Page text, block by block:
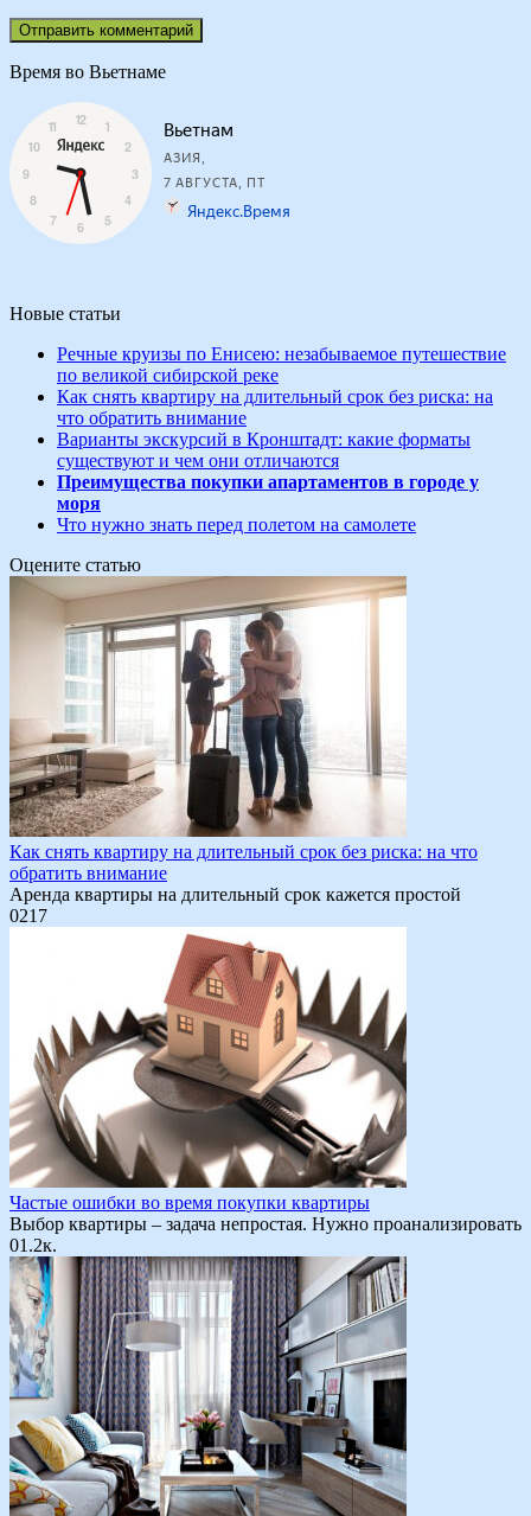
Время во Вьетнаме
Новые статьи
Речные круизы по Енисею: незабываемое путешествие
по великой сибирской реке
Как снять квартиру на длительный срок без риска: на
что обратить внимание
Варианты экскурсий в Кронштадт: какие форматы
существуют и чем они отличаются
Преимущества покупки апартаментов в городе у
моря
Что нужно знать перед полетом на самолете
Оцените статью
Как снять квартиру на длительный срок без риска: на что
обратить внимание
Аренда квартиры на длительный срок кажется простой
0217
Частые ошибки во время покупки квартиры
Выбор квартиры – задача непростая. Нужно проанализировать
01.2к.